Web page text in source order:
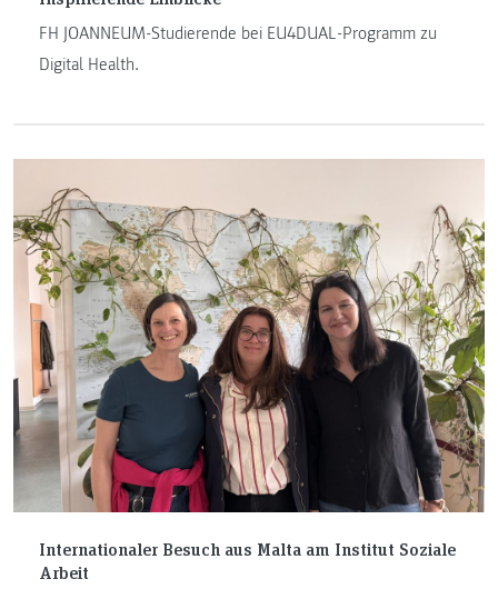
FH JOANNEUM-Studierende bei EU4DUAL-Programm zu
Digital Health.
Internationaler Besuch aus Malta am Institut Soziale
Arbeit